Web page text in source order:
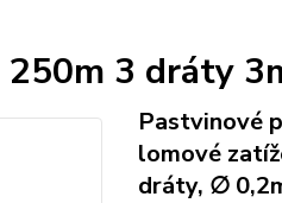
3 dráty
Pastvinové
lomové
dráty, ∅